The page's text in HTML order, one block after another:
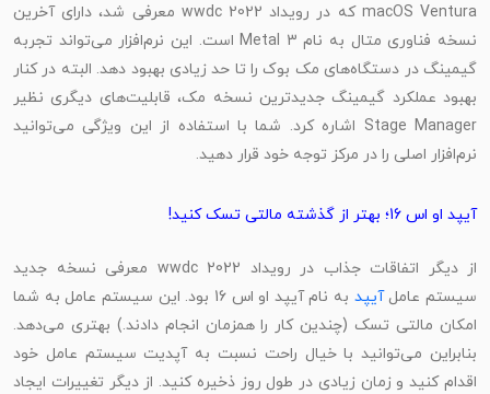
macOS Ventura که در رویداد wwdc 2022 معرفی شد، دارای آخرین
نسخه فناوری متال به نام Metal 3 است. این نرم‌افزار می‌تواند تجربه
گیمینگ در دستگاه‌های مک بوک را تا حد زیادی بهبود دهد. البته در کنار
بهبود عملکرد گیمینگ جدیدترین نسخه مک، قابلیت‌های دیگری نظیر
Stage Manager اشاره کرد. شما با استفاده از این ویژگی می‌توانید
نرم‌افزار اصلی را در مرکز توجه خود قرار دهید.
آیپد او اس 16؛ بهتر از گذشته مالتی تسک کنید!
از دیگر اتفاقات جذاب در رویداد wwdc 2022 معرفی نسخه جدید
سیستم عاملآیپد
به نام آیپد او اس 16 بود. این سیستم عامل به شما
امکان مالتی تسک (چندین کار را همزمان انجام دادند.) بهتری می‌دهد.
بنابراین می‌توانید با خیال راحت نسبت به آپدیت سیستم عامل خود
اقدام کنید و زمان زیادی در طول روز ذخیره کنید. از دیگر تغییرات ایجاد